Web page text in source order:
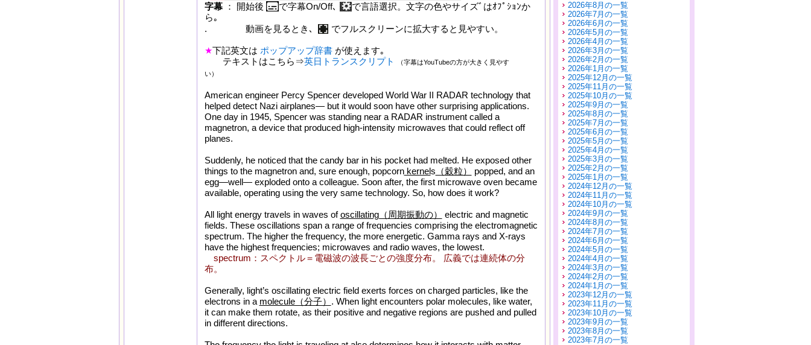
字幕： 開始後 で字幕On/Off､
で言語選択。文字の色やサイズﾞはｵﾌﾟｼｮﾝか
ら｡
. 動画を見るとき､
でフルスクリーンに拡大すると見やすい。
★下記英文は ポップアップ辞書が使えます｡
テキストはこちら⇒英日トランスクリプト
（字幕はYouTubeの方が大きく見やす
い）
American engineer Percy Spencer developed World War II RADAR technology that
helped detect Nazi airplanes— but it would soon have other surprising applications.
One day in 1945, Spencer was standing near a RADAR instrument called a
magnetron, a device that produced high-intensity microwaves that could reflect off
planes.
Suddenly, he noticed that the candy bar in his pocket had melted. He exposed other
things to the magnetron and, sure enough, popcornkernels （穀粒）
popped, and an
egg—well— exploded onto a colleague. Soon after, the first microwave oven became
available, operating using the very same technology. So, how does it work?
All light energy travels in waves ofoscillating（周期振動の）
electric and magnetic
fields. These oscillations span a range of frequencies comprising the electromagnetic
spectrum. The higher the frequency, the more energetic. Gamma rays and X-rays
have the highest frequencies; microwaves and radio waves, the lowest.
spectrum：スペクトル＝電磁波の波長ごとの強度分布。 広義では連続体の分
布。
Generally, light’s oscillating electric field exerts forces on charged particles, like the
electrons in a molecule（分子） . When light encounters polar molecules, like water,
it can make them rotate, as their positive and negative regions are pushed and pulled
in different directions.
2026年8月の一覧
2026年7月の一覧
2026年6月の一覧
2026年5月の一覧
2026年4月の一覧
2026年3月の一覧
2026年2月の一覧
2026年1月の一覧
2025年12月の一覧
2025年11月の一覧
2025年10月の一覧
2025年9月の一覧
2025年8月の一覧
2025年7月の一覧
2025年6月の一覧
2025年5月の一覧
2025年4月の一覧
2025年3月の一覧
2025年2月の一覧
2025年1月の一覧
2024年12月の一覧
2024年11月の一覧
2024年10月の一覧
2024年9月の一覧
2024年8月の一覧
2024年7月の一覧
2024年6月の一覧
2024年5月の一覧
2024年4月の一覧
2024年3月の一覧
2024年2月の一覧
2024年1月の一覧
2023年12月の一覧
2023年11月の一覧
2023年10月の一覧
2023年9月の一覧
2023年8月の一覧
2023年7月の一覧